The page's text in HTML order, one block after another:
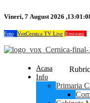
Vineri, 7 August 2026
Foto | VoxCernica TV Live |Emisiuni |
Acasa
Info
Primaria